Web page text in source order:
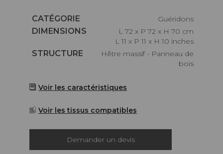
Caractéristiques
CATÉGORIE
Guéridons
Caractéristiques
DIMENSIONS
L 72 x P 72 x H 70 cm
L 11 x P 11 x H 10 inches
Caractéristiques
STRUCTURE
Hêtre massif - Panneau de
bois
Voir les caractéristiques
Voir les tissus compatibles
Demander un devis